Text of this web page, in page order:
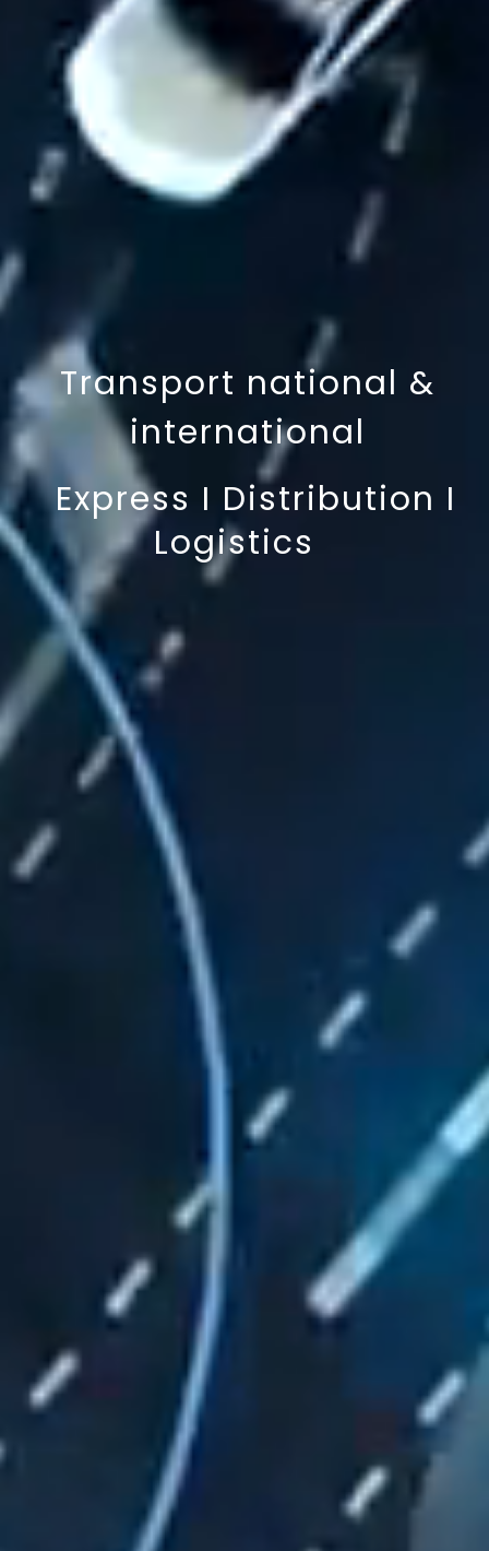
Transport national &
international
Express I Distribution I
Logistics